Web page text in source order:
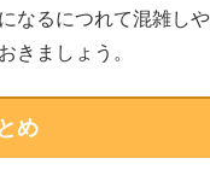
なるにつれて混雑し
きましょう。
め